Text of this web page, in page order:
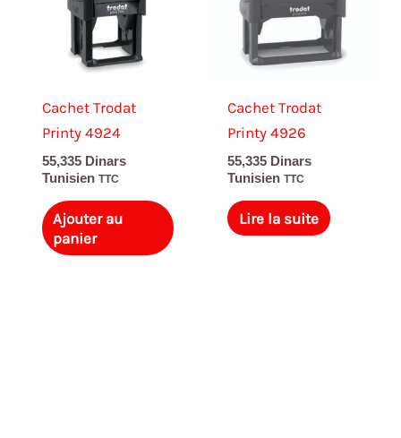
Cachet Trodat
Printy 4924
55,335 Dinars
Tunisien TTC
Ajouter au
panier
Cachet Trodat
Printy 4926
55,335 Dinars
Tunisien TTC
Lire la suite